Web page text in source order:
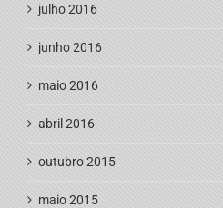
julho 2016
junho 2016
maio 2016
abril 2016
outubro 2015
maio 2015